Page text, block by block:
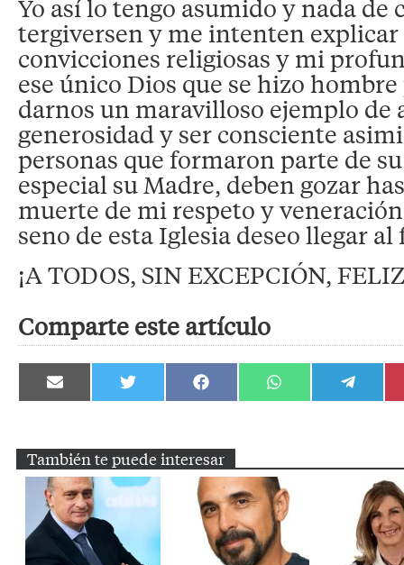
Yo así lo tengo asumido y nada de
tergiversen y me intenten
convicciones religiosas y mi
ese único Dios que se hizo
darnos un maravilloso ejemplo de
generosidad y ser consciente
personas que formaron parte de
especial su Madre, deben gozar
muerte de mi respeto y
seno de esta Iglesia deseo llegar
¡A TODOS, SIN EXCEPCIÓN,
Comparte este artículo
Compartir
en
Compartir
en
Compartir
en
Compartir
en
Compartir
en
También te puede interesar